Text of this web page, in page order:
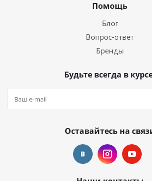
Помощь
Блог
Вопрос-ответ
Бренды
Будьте всегда в
Оставайтесь на